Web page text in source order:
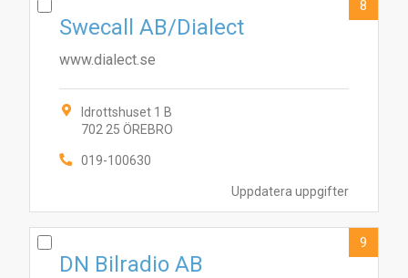
Uppdatera uppgifter
Swecall AB/Dialect
www.dialect.se
Idrottshuset 1 B
702 25 ÖREBRO
019-100630
8
DN Bilradio AB
9